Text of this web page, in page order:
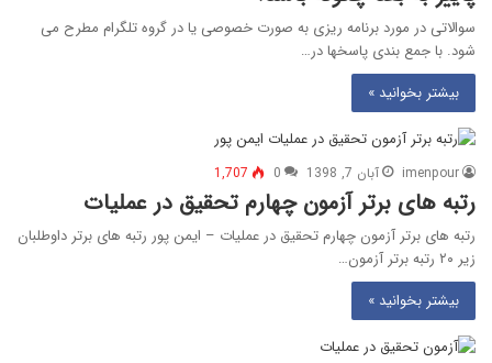
سوالاتی در مورد برنامه ریزی به صورت خصوصی یا در گروه تلگرام مطرح می
شود. با جمع بندی پاسخها در…
بیشتر بخوانید »
imenpour آبان 7, 1398 0
1,707
رتبه های برتر آزمون چهارم تحقیق در عملیات
رتبه های برتر آزمون چهارم تحقیق در عملیات – ایمن پور رتبه های برتر داوطلبان
زیر ۲۰ رتبه برتر آزمون…
بیشتر بخوانید »